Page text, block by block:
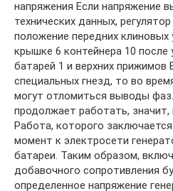
напряжения Если напряжение
технических данных,
положение передних клиновых
крышке 6 контейнера 10 после
батарей 1 и верхних прижимов
специальных гнезд, то во
могут отломиться выводы
продолжает работать, значит,
Работа, которого
момент к электросети
батареи. Таким образом,
добавочного сопротивления
определенное напряжение